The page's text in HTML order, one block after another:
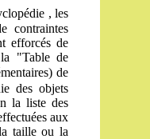
, les
contraintes
efforcés de
la "Table de
de
des objets
la liste des
aux
taille ou la